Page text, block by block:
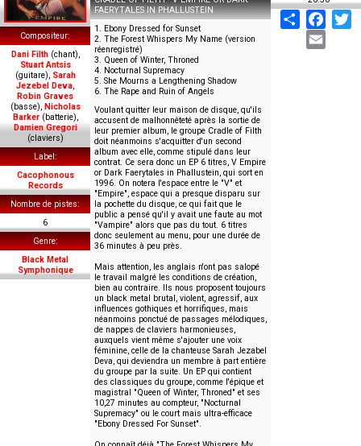
Compositeur
Dani Filth(chant),
Stuart Antsis
(guitare), Sarah
Jezebel Deva,
Robin Graves
(basse), Nicholas
Barker(batterie),
Damien Gregori
(claviers)
Label
Cacophonous
Records
Nombre de pistes
6
Genre
Black Metal
Symphonique
FAERYTALES IN PHALLUSTEIN
1. Ebony Dressed for Sunset
2. The Forest Whispers My Name (version
réenregistré)
3. Queen of Winter, Throned
4. Nocturnal Supremacy
5. She Mourns a Lengthening Shadow
6. The Rape and Ruin of Angels
Voulant quitter leur maison de disque, qu'ils
accusent de malhonnêteté après la sortie de
leur premier album, le groupe Cradle of Filth
doit néanmoins s'acquitter d'un second
album avec elle, comme stipulé dans leur
contrat. Ce sera donc un EP 6 titres, V Empire
or Dark Faerytales in Phallustein, qui sort en
1996. On notera l'espace entre le "V" et
"Empire", espace qui a presque disparu sur
la pochette du disque, ce qui fait que le
public a pensé qu'il y avait une faute au mot
"Vampire" alors que pas du tout. 6 titres
donc seulement au menu, pour une durée de
36 minutes à peu près.
Mais attention, les anglais n'ont pas salopé
le travail malgré les conditions de création,
bien au contraire. Ils nous proposent toujours
un black metal brutal, violent, agressif, aux
influences gothiques et horrifiques, mais
néanmoins ponctué de passages mélodiques,
de nappes de claviers harmonieuses,
auxquels vient même s'ajouter une voix
féminine, celle de la chanteuse Sarah Jezabel
Deva, qui deviendra un membre à part entière
du groupe par la suite. Un EP qui contient
des classiques du groupe, comme l'épique et
magistral "Queen of Winter, Throned" et ses
10,27 minutes au compteur, "Nocturnal
Supremacy" ou le court mais ultra-efficace
"Ebony Dressed For Sunset".
Share